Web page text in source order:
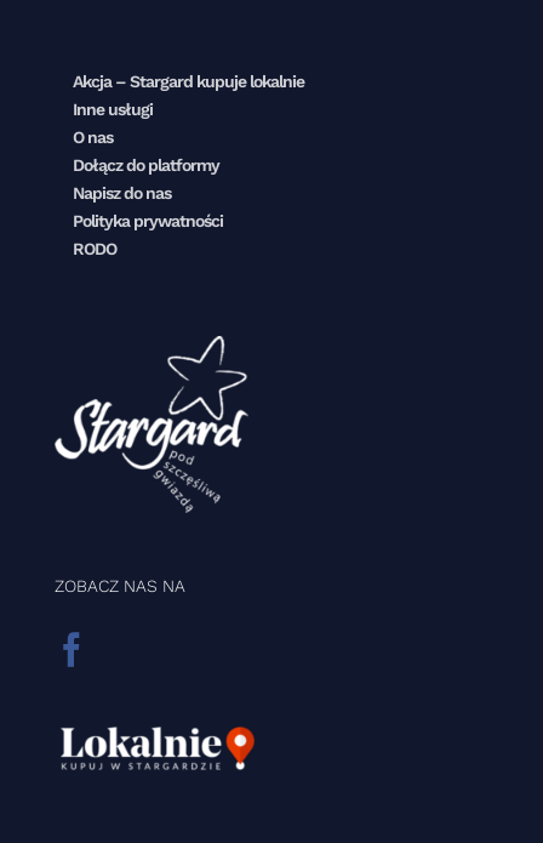
Akcja – Stargard kupuje lokalnie
Inne usługi
O nas
Dołącz do platformy
Napisz do nas
Polityka prywatności
RODO
ZOBACZ NAS NA